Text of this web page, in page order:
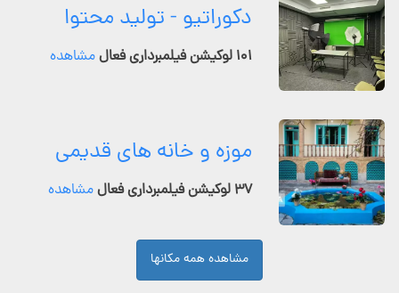
دکوراتیو - تولید محتوا
۱۰۱ لوکیشن فیلمبرداری فعال مشاهده
موزه و خانه های قدیمی
۳۷ لوکیشن فیلمبرداری فعال مشاهده
مشاهده همه مکانها